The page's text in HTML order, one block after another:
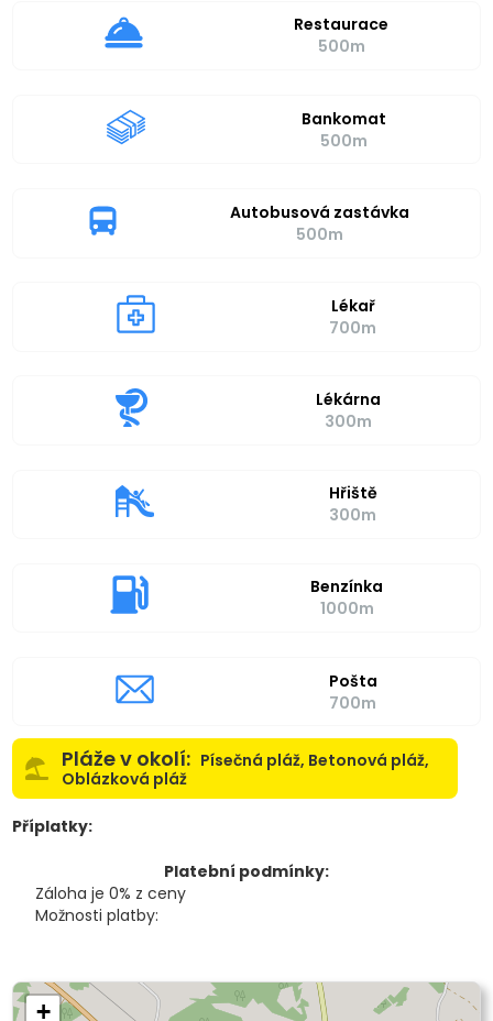
Restaurace
500m
Bankomat
500m
Autobusová zastávka
500m
Lékař
700m
Lékárna
300m
Hřiště
300m
Benzínka
1000m
Pošta
700m
Pláže v okolí: Písečná pláž, Betonová pláž,
Oblázková pláž
Příplatky:
Platební podmínky:
Záloha je 0% z ceny
Možnosti platby:
+